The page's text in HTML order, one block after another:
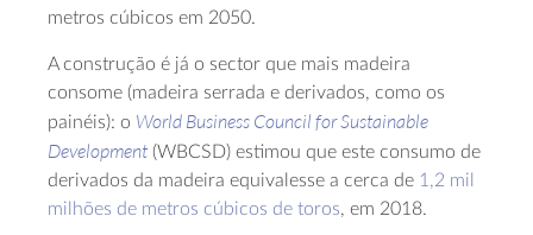
metros cúbicos em 2050.
A construção é já o sector que mais madeira
consome (madeira serrada e derivados, como os
painéis): o World Business Council for Sustainable
Development(WBCSD) estimou que este consumo de
derivados da madeira equivalesse a cerca de 1,2 mil
milhões de metros cúbicos de toros, em 2018.